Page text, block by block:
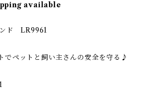
available
ド LR9961
でペットと飼い主さんの安全を守る♪